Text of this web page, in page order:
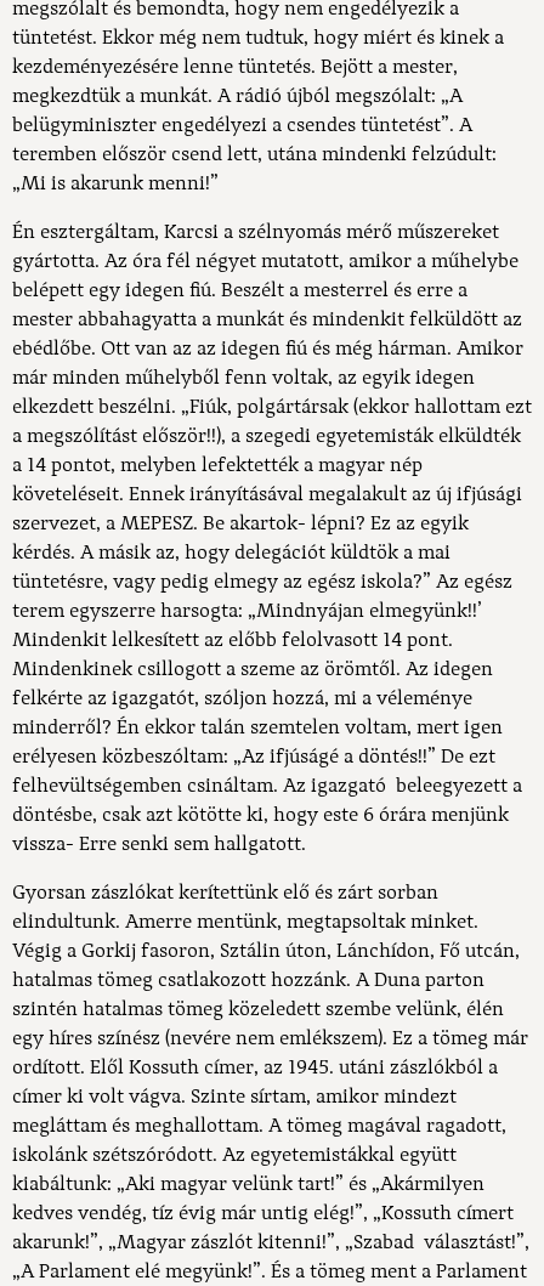
megszólalt és bemondta, hogy nem engedélyezik a
tüntetést. Ekkor még nem tudtuk, hogy miért és kinek a
kezdeményezésére lenne tüntetés. Bejött a mester,
megkezdtük a munkát. A rádió újból megszólalt: „A
belügyminiszter engedélyezi a csendes tüntetést”. A
teremben először csend lett, utána mindenki felzúdult:
„Mi is akarunk menni!”
Én esztergáltam, Karcsi a szélnyomás mérő műszereket
gyártotta. Az óra fél négyet mutatott, amikor a műhelybe
belépett egy idegen fiú. Beszélt a mesterrel és erre a
mester abbahagyatta a munkát és mindenkit felküldött az
ebédlőbe. Ott van az az idegen fiú és még hárman. Amikor
már minden műhelyből fenn voltak, az egyik idegen
elkezdett beszélni. „Fiúk, polgártársak (ekkor hallottam ezt
a megszólítást először!!), a szegedi egyetemisták elküldték
a 14 pontot, melyben lefektették a magyar nép
követeléseit. Ennek irányításával megalakult az új ifjúsági
szervezet, a MEPESZ. Be akartok- lépni? Ez az egyik
kérdés. A másik az, hogy delegációt küldtök a mai
tüntetésre, vagy pedig elmegy az egész iskola?” Az egész
terem egyszerre harsogta: „Mindnyájan elmegyünk!!’
Mindenkit lelkesített az előbb felolvasott 14 pont.
Mindenkinek csillogott a szeme az örömtől. Az idegen
felkérte az igazgatót, szóljon hozzá, mi a véleménye
minderről? Én ekkor talán szemtelen voltam, mert igen
erélyesen közbeszóltam: „Az ifjúságé a döntés!!” De ezt
felhevültségemben csináltam. Az igazgató beleegyezett a
döntésbe, csak azt kötötte ki, hogy este 6 órára menjünk
vissza- Erre senki sem hallgatott.
Gyorsan zászlókat kerítettünk elő és zárt sorban
elindultunk. Amerre mentünk, megtapsoltak minket.
Végig a Gorkij fasoron, Sztálin úton, Lánchídon, Fő utcán,
hatalmas tömeg csatlakozott hozzánk. A Duna parton
szintén hatalmas tömeg közeledett szembe velünk, élén
egy híres színész (nevére nem emlékszem). Ez a tömeg már
ordított. Elől Kossuth címer, az 1945. utáni zászlókból a
címer ki volt vágva. Szinte sírtam, amikor mindezt
megláttam és meghallottam. A tömeg magával ragadott,
iskolánk szétszóródott. Az egyetemistákkal együtt
kiabáltunk: „Aki magyar velünk tart!” és „Akármilyen
kedves vendég, tíz évig már untig elég!”, „Kossuth címert
akarunk!”, „Magyar zászlót kitenni!”, „Szabad választást!”,
„A Parlament elé megyünk!”. És a tömeg ment a Parlament